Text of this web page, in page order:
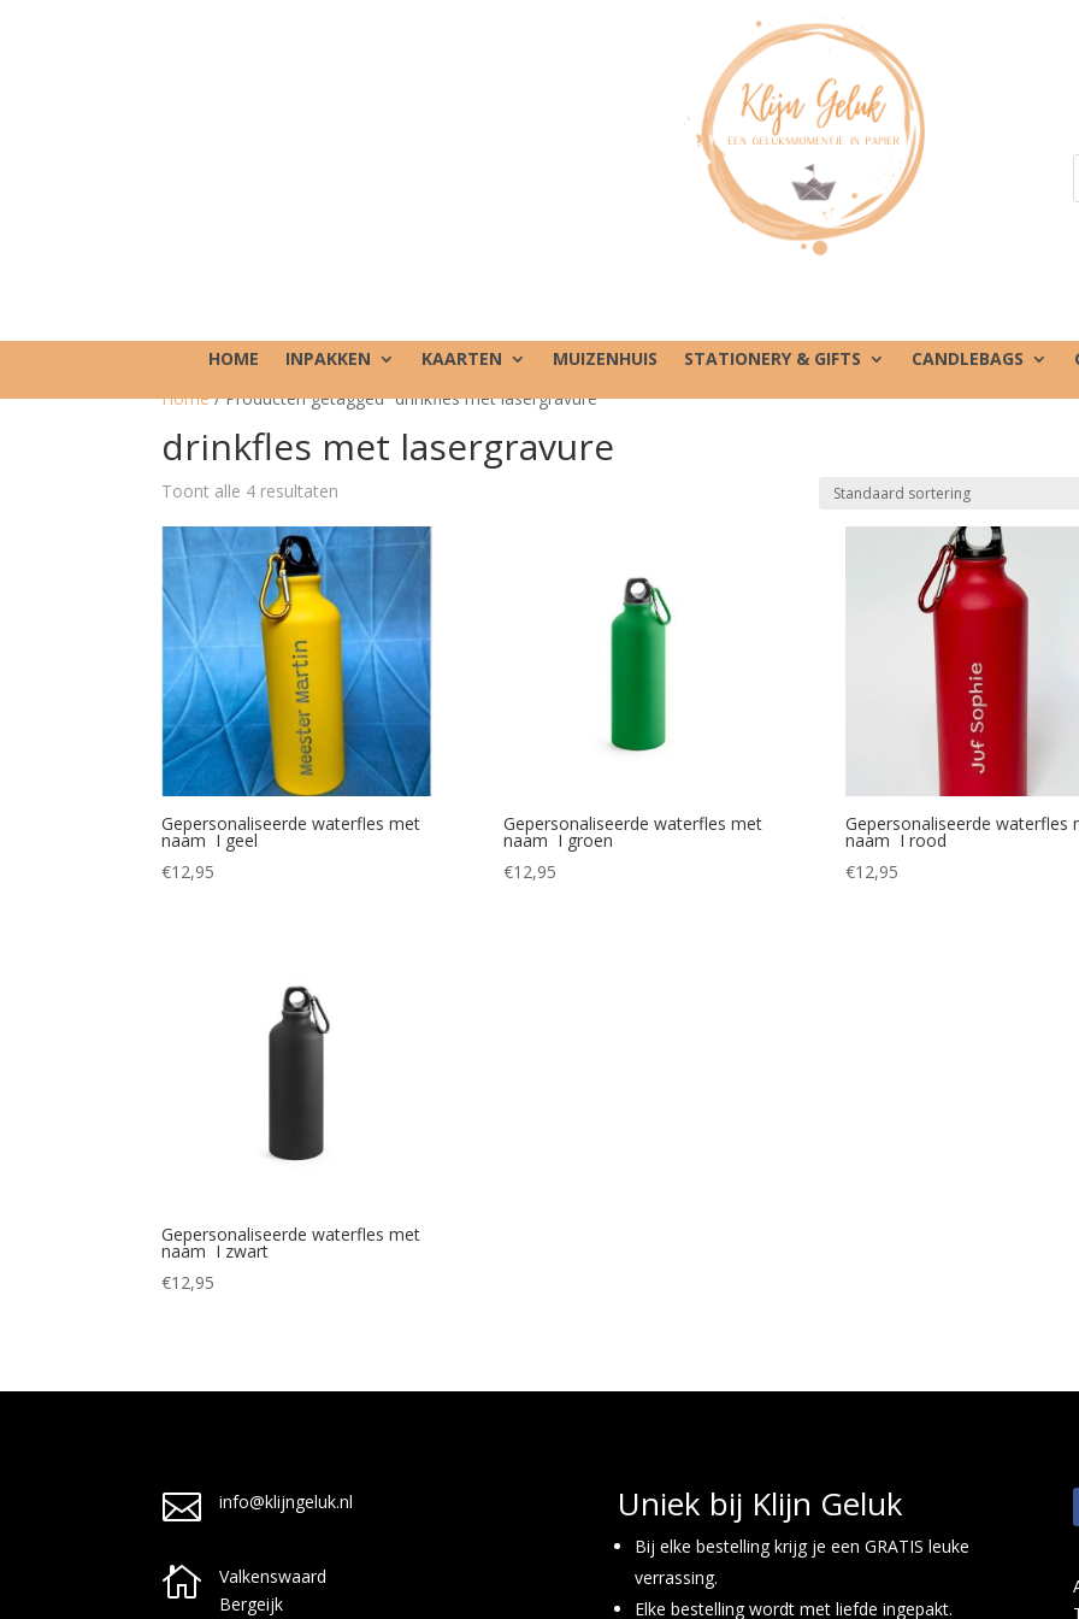
HOME INPAKKEN KAARTEN MUIZENHUIS STATIONERY & GIFTS CANDLEBAGS
Home/ Producten getagged “drinkfles met lasergravure”
drinkfles met lasergravure
Toont alle 4 resultaten
Gepersonaliseerde waterfles met
naam I geel
€12,95
Gepersonaliseerde waterfles met
naam I groen
€12,95
Gepersonaliseerde waterfles
naam I rood
€12,95
Gepersonaliseerde waterfles met
naam I zwart
€12,95
 info@klijngeluk.nl

Valkenswaard
Bergeijk
Uniek bij Klijn Geluk
Bij elke bestelling krijg je een GRATIS leuke
verrassing.
Elke bestelling wordt met liefde ingepakt.